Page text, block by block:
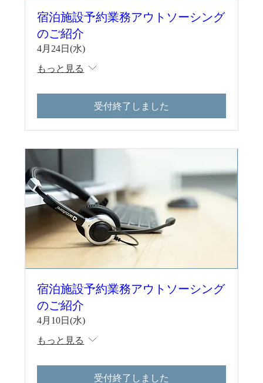
宿泊施設予約業務アウトソーシング
のご紹介
4月24日(水)
もっと見る
受付終了しました
宿泊施設予約業務アウトソーシング
のご紹介
4月10日(水)
もっと見る
受付終了しました